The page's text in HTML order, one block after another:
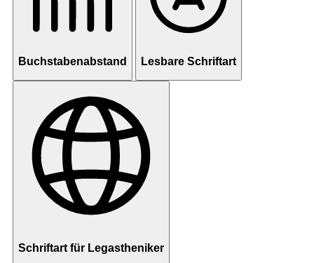
Buchstabenabstand Lesbare Schriftart
Schriftart für Legastheniker